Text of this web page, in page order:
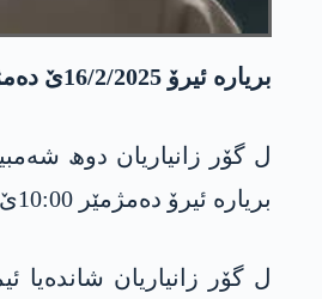
بریارە ئیرۆ 16/2/2025ێ دەمژمێر 10:00ێ سەرێ سبەھێ شاندەیا ئیمرالیێ ل گەل سەرۆک بارزانی ل پیرمامێ بجڤە.
ل گۆر زانیاریان دوھ
بریارە ئیرۆ دەمژمێر 10:00ێ سەرێ سبەھێ ل گەل سەرۆک بارزانی بجڤن.
ل گۆر زانیاریان شاندەیا